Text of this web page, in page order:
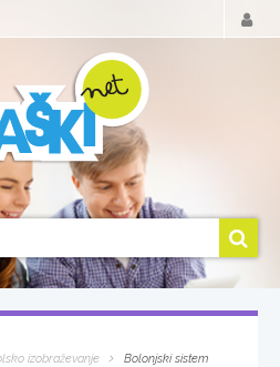
izobraževanje Bolonjski sistem